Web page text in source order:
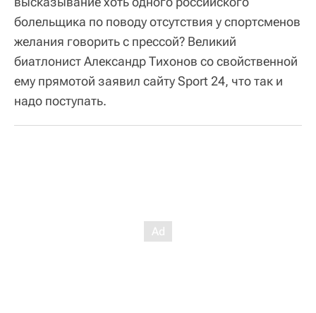
болельщика по поводу отсутствия у спортсменов
желания говорить с прессой? Великий
биатлонист Александр Тихонов со свойственной
ему прямотой заявил сайту Sport 24, что так и
надо поступать.